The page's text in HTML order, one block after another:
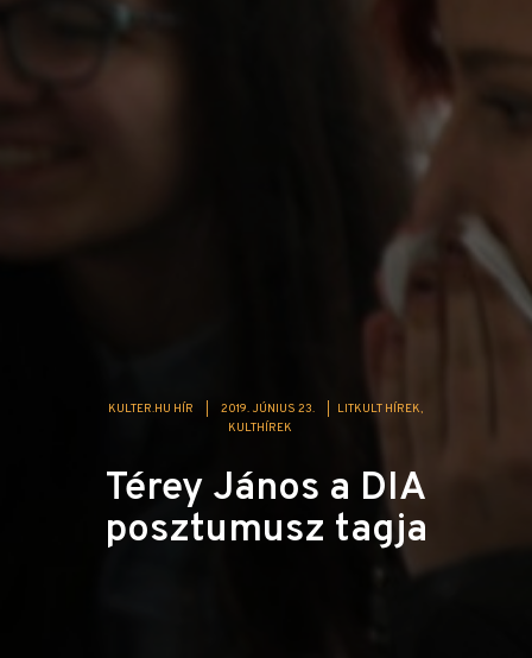
KULTER.HU HÍR 2019. JÚNIUS 23.
LITKULT HÍREK
KULTHÍREK
Térey János a DIA
posztumusz tagja